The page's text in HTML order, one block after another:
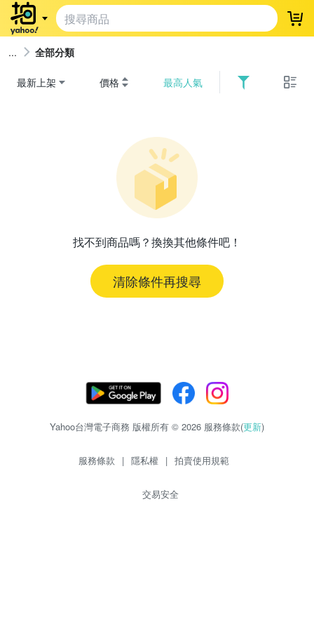
登
全部分類
最新上架 價格 最高人氣
找不到商品嗎？換換其他條件吧！
清除條件再搜尋
Yahoo台灣電子商務 版權所有 © 2026 服務條款(更新)
服務條款 | 隱私權 | 拍賣使用規範
交易安全